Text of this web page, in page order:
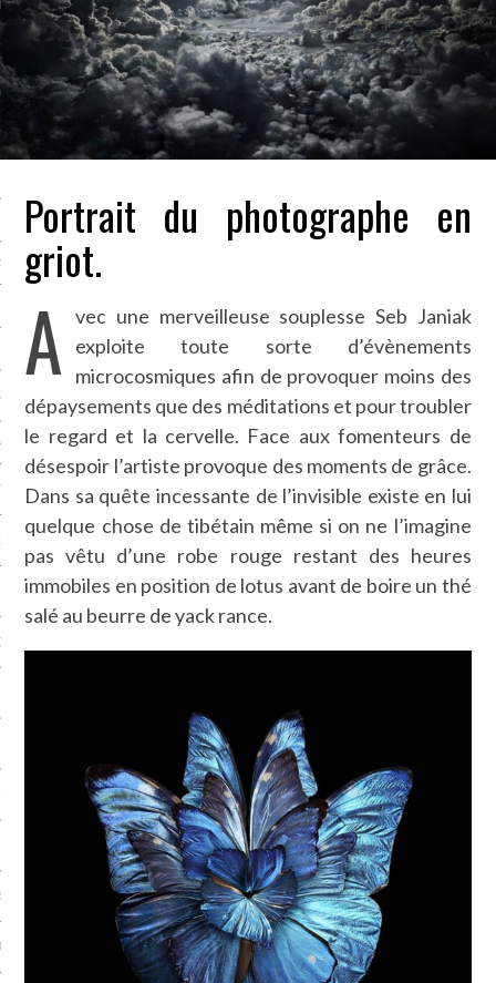
BONHEUR
GUERRE
EN VOD
Portrait du photographe en
griot.
A
vec une merveilleuse souplesse Seb Janiak
exploite toute sorte d’évènements
microcosmiques afin de provoquer moins des
dépaysements que des méditations et pour troubler
le regard et la cervelle. Face aux fomenteurs de
désespoir l’artiste provoque des moments de grâce.
Dans sa quête incessante de l’invisible existe en lui
quelque chose de tibétain même si on ne l’imagine
pas vêtu d’une robe rouge restant des heures
immobiles en position de lotus avant de boire un thé
salé au beurre de yack rance.